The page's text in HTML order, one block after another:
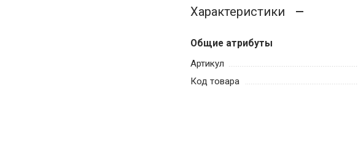
Характеристики
Общие атрибуты
Артикул
Код товара